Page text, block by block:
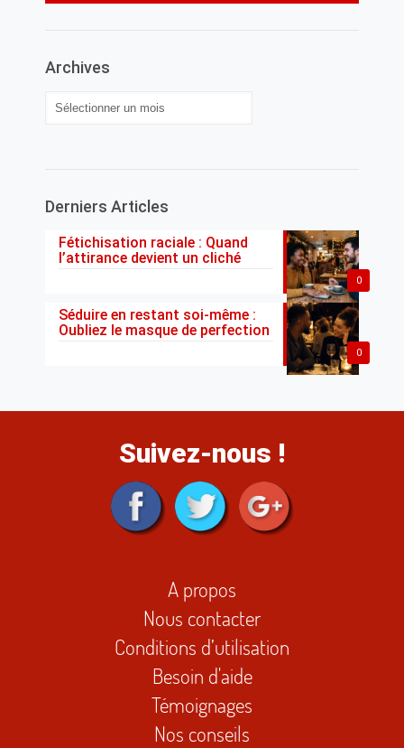
Archives
Archives
Derniers Articles
0
Fétichisation raciale : Quand
l’attirance devient un cliché
0
Séduire en restant soi-même :
Oubliez le masque de perfection
Suivez-nous !
A propos
Nous contacter
Conditions d’utilisation
Besoin d'aide
Témoignages
Nos conseils